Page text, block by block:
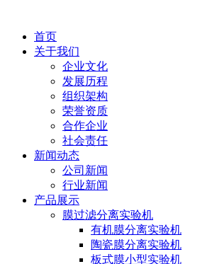
首页
关于我们
企业文化
发展历程
组织架构
荣誉资质
合作企业
社会责任
新闻动态
公司新闻
行业新闻
产品展示
膜过滤分离实验机
有机膜分离实验机
陶瓷膜分离实验机
板式膜小型实验机